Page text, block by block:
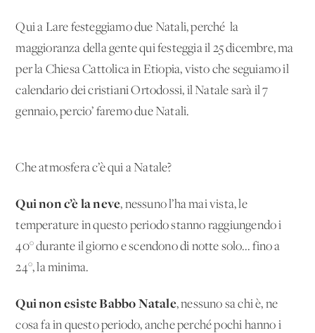
Qui a Lare festeggiamo due Natali, perché la
maggioranza della gente qui festeggia il 25 dicembre, ma
per la Chiesa Cattolica in Etiopia, visto che seguiamo il
calendario dei cristiani Ortodossi, il Natale sarà il 7
gennaio, percio’ faremo due Natali.
Che atmosfera c’è qui a Natale?
Qui non c’è la neve, nessuno l’ha mai vista, le
temperature in questo periodo stanno raggiungendo i
40° durante il giorno e scendono di notte solo... fino a
24°, la minima.
Qui non esiste Babbo Natale, nessuno sa chi è, ne
cosa fa in questo periodo, anche perché pochi hanno i